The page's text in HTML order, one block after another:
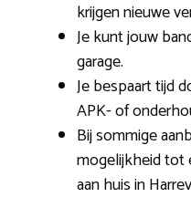
krijgen nieuwe
Je kunt jouw
garage.
Je bespaart tijd
APK- of
Bij sommige
mogelijkheid tot
aan huis in